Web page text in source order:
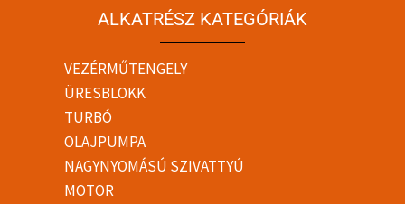
ALKATRÉSZ KATEGÓRIÁK
VEZÉRMŰTENGELY
ÜRESBLOKK
TURBÓ
OLAJPUMPA
NAGYNYOMÁSÚ SZIVATTYÚ
MOTOR